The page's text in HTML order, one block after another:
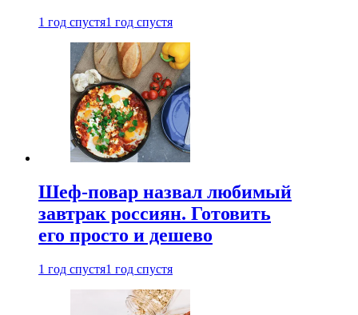
1 год спустя1 год спустя
Шеф-повар назвал любимый
завтрак россиян. Готовить
его просто и дешево
1 год спустя1 год спустя